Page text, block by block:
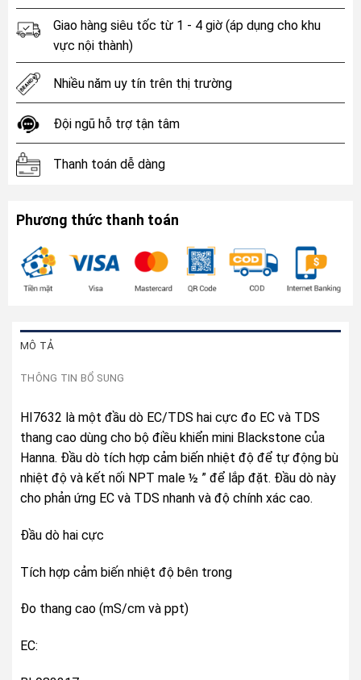
Giao hàng siêu tốc từ 1 - 4 giờ (áp dụng cho khu
vực nội thành)
Nhiều năm uy tín trên thị trường
Đội ngũ hỗ trợ tận tâm
Thanh toán dễ dàng
Phương thức thanh toán
MÔ TẢ
THÔNG TIN BỔ SUNG
HI7632 là một đầu dò EC/TDS hai cực đo EC và TDS
thang cao dùng cho bộ điều khiển mini Blackstone của
Hanna. Đầu dò tích hợp cảm biến nhiệt độ để tự động bù
nhiệt độ và kết nối NPT male ½ ” để lắp đặt. Đầu dò này
cho phản ứng EC và TDS nhanh và độ chính xác cao.
Đầu dò hai cực
Tích hợp cảm biến nhiệt độ bên trong
Đo thang cao (mS/cm và ppt)
EC: